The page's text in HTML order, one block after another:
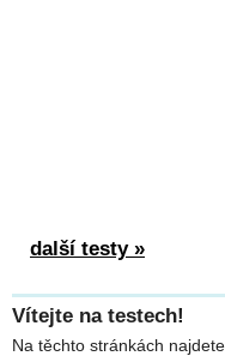
další testy »
Vítejte na testech!
Na těchto stránkách